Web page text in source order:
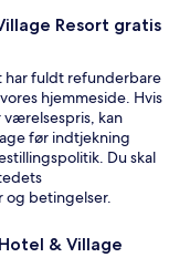
Resort gratis
har fuldt refunderbare
hjemmeside. Hvis
kan
før indtjekning
Du skal
og betingelser.
& Village